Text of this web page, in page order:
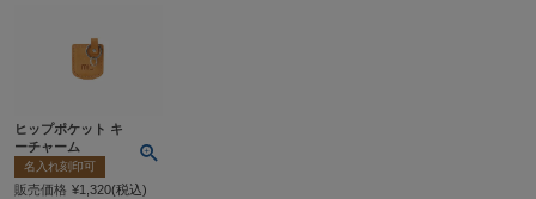
ヒップポケット キ
ーチャーム
名入れ刻印可
販売価格 ¥1,320 税込